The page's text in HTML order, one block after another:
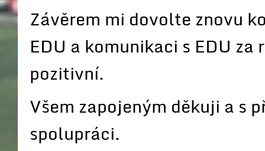
Závěrem mi dovolte znovu
EDU a komunikaci s EDU
pozitivní.
Všem zapojeným děkuji a s
spolupráci.